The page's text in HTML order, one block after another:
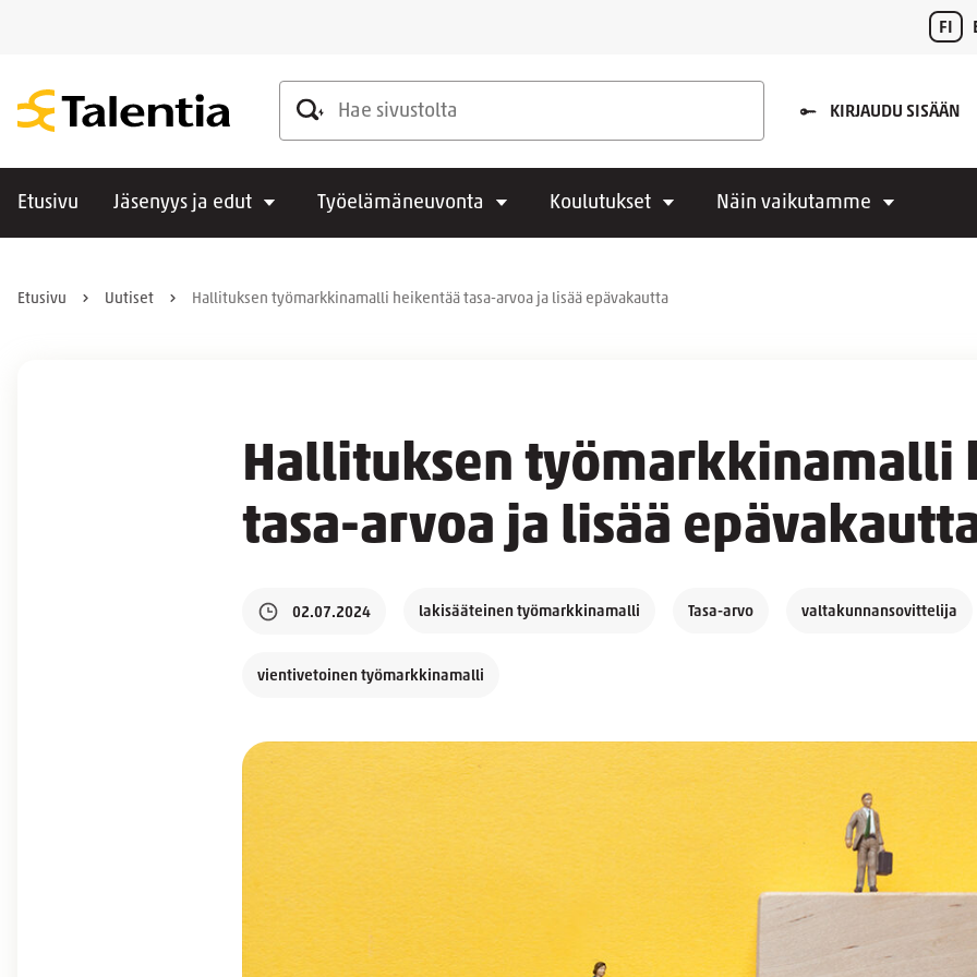
FI
Hae sivustolta
KIRJAUDU SISÄÄN
Etusivu Jäsenyys ja edut Työelämäneuvonta Koulutukset Näin vaikutamme
Etusivu Uutiset Hallituksen työmarkkinamalli heikentää tasa-arvoa ja lisää epävakautta
Hallituksen työmarkkinamalli
tasa-arvoa ja lisää
02.07.2024 lakisääteinen työmarkkinamalli Tasa-arvo valtakunnansovittelija
vientivetoinen työmarkkinamalli